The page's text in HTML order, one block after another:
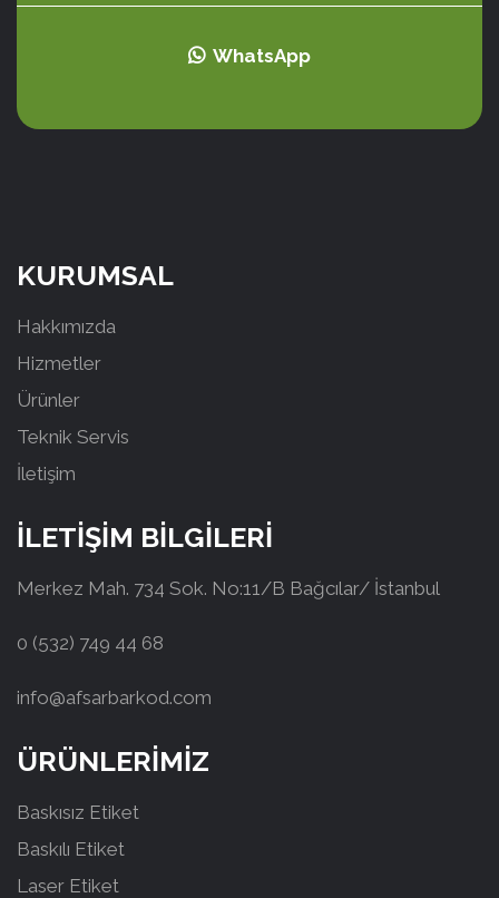
WhatsApp
KURUMSAL
Hakkımızda
Hizmetler
Ürünler
Teknik Servis
İletişim
İLETİŞİM BİLGİLERİ
Merkez Mah. 734 Sok. No:11/B Bağcılar/ İstanbul
0 (532) 749 44 68
info@afsarbarkod.com
ÜRÜNLERİMİZ
Baskısız Etiket
Baskılı Etiket
Laser Etiket